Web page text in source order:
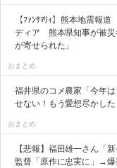
【ﾌｧﾝｻﾏﾘｨ】熊本地震報
ディア 熊本県知事が被災
が寄せられた」
おまとめ
福井県のコメ農家「今年
せない！もう愛想尽かした
おまとめ
【悲報】福田雄一さん「
監督「原作に忠実に」→